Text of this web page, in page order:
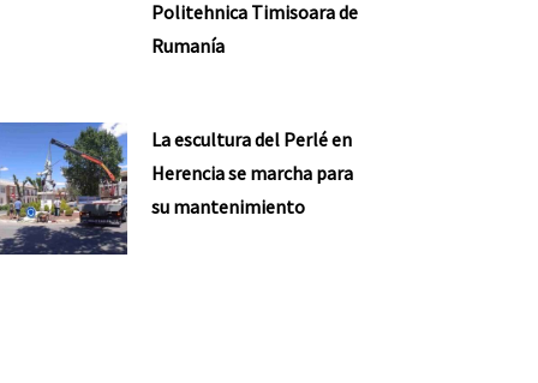
Politehnica Timisoara de
Rumanía
La escultura del Perlé en
Herencia se marcha para
su mantenimiento